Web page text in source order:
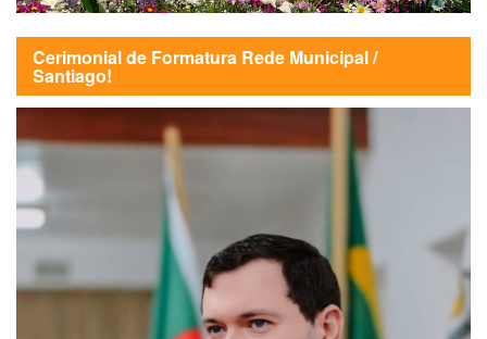
Cerimonial de Formatura Rede Municipal /
Santiago!